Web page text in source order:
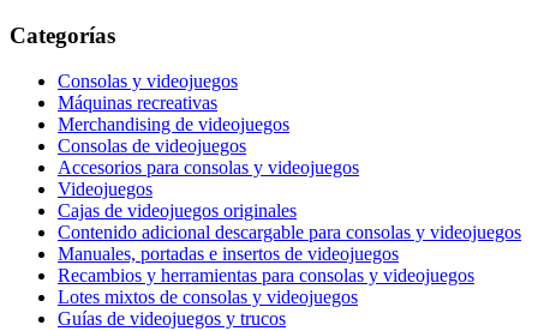
Categorías
Consolas y videojuegos
Máquinas recreativas
Merchandising de videojuegos
Consolas de videojuegos
Accesorios para consolas y videojuegos
Videojuegos
Cajas de videojuegos originales
Contenido adicional descargable para consolas y videojuegos
Manuales, portadas e insertos de videojuegos
Recambios y herramientas para consolas y videojuegos
Lotes mixtos de consolas y videojuegos
Guías de videojuegos y trucos